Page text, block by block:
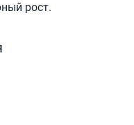
рост.